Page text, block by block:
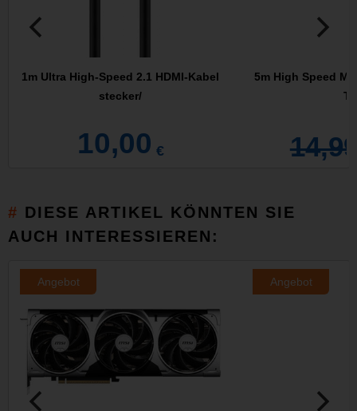
1m Ultra High-Speed 2.1 HDMI-Kabel
stecker/
10,00 €
5m High Speed
DIESE ARTIKEL KÖNNTEN SIE
AUCH INTERESSIEREN:
Angebot Angebot